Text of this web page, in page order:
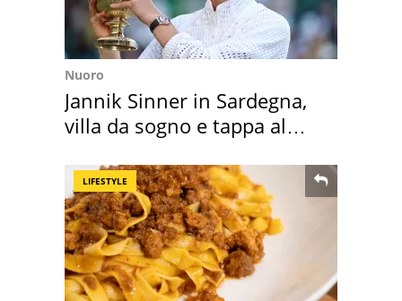
Nuoro
Jannik Sinner in Sardegna,
villa da sogno e tappa al
LIFESTYLE